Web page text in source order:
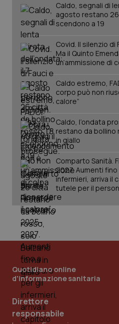
Caldo, segnali di
agosto restano
scendono a 19
Covid. Il silenzio di
Ma il Quinto
un’ammissione di
Caldo estremo,
corpo può non
calore”
Caldo, l’ondata
restano da bollino
in giallo
Comparto Sanità.
2027. Aumenti
infermieri, arriva il
tutele per il
Quotidiano online
d'informazione sanitaria
Direttore
responsabile
_ga
PHPSESSID